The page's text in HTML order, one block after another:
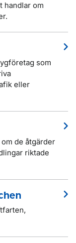
handlar om
som
eller
de åtgärder
riktade